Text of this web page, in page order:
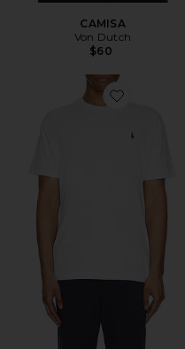
CAMISA
Von Dutch
$60
Favorite